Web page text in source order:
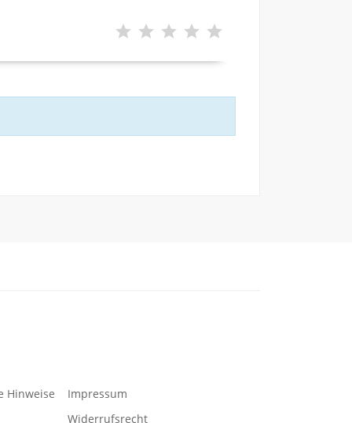
Hinweise
Impressum
Widerrufsrecht